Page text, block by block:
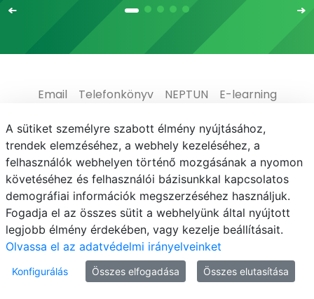
Email Telefonkönyv NEPTUN
E-learning
Médiaközpont
Informatikai Igazgatóság
Adatvédelem
© MATE 2021
A sütiket személyre szabott élmény nyújtásához,
trendek elemzéséhez, a webhely kezeléséhez, a
felhasználók webhelyen történő mozgásának a nyomon
követéséhez és felhasználói bázisunkkal kapcsolatos
demográfiai információk megszerzéséhez használjuk.
Fogadja el az összes sütit a webhelyünk által nyújtott
legjobb élmény érdekében, vagy kezelje beállításait.
Olvassa el az adatvédelmi irányelveinket
Konfigurálás Összes elfogadása Összes elutasítása